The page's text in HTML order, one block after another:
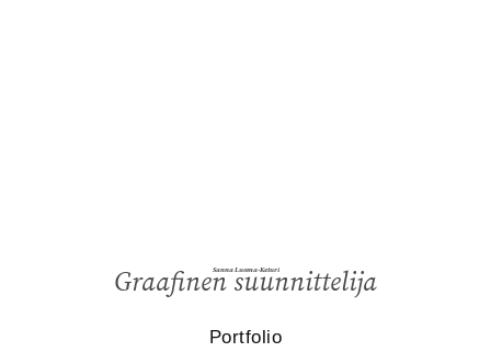
Sanna Luoma-Keturi
Graafinen suunnittelija
Portfolio